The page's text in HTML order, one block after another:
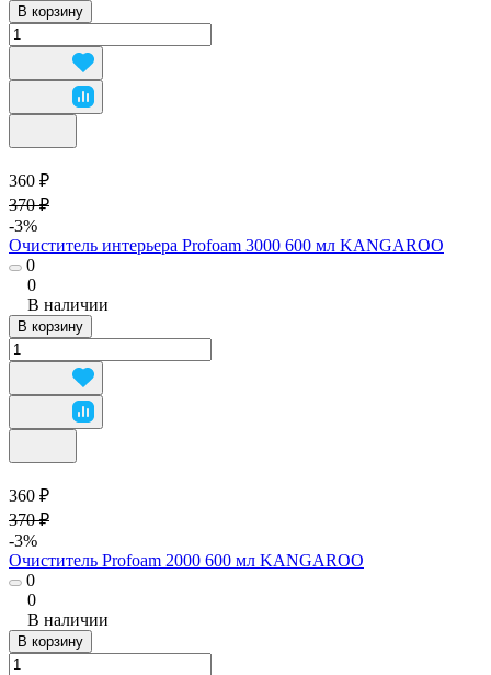
В корзину
360 ₽
370 ₽
-3%
Очиститель интерьера Profoam 3000 600 мл KANGAROO
0
0
В наличии
В корзину
360 ₽
370 ₽
-3%
Очиститель Profoam 2000 600 мл KANGAROO
0
0
В наличии
В корзину